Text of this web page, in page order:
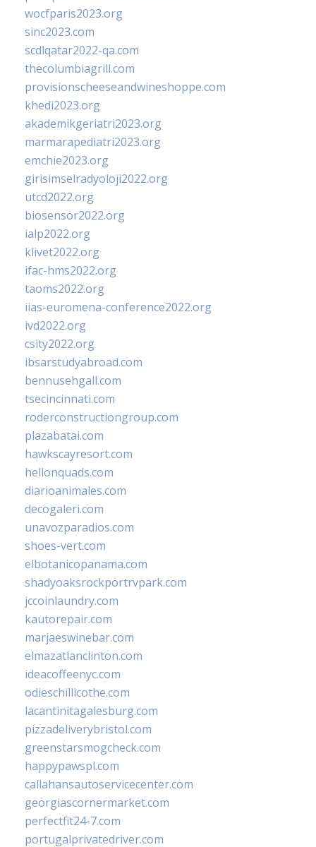
wocfparis2023.org
sinc2023.com
scdlqatar2022-qa.com
thecolumbiagrill.com
provisionscheeseandwineshoppe.com
khedi2023.org
akademikgeriatri2023.org
marmarapediatri2023.org
emchie2023.org
girisimselradyoloji2022.org
utcd2022.org
biosensor2022.org
ialp2022.org
klivet2022.org
ifac-hms2022.org
taoms2022.org
iias-euromena-conference2022.org
ivd2022.org
csity2022.org
ibsarstudyabroad.com
bennusehgall.com
tsecincinnati.com
roderconstructiongroup.com
plazabatai.com
hawkscayresort.com
hellonquads.com
diarioanimales.com
decogaleri.com
unavozparadios.com
shoes-vert.com
elbotanicopanama.com
shadyoaksrockportrvpark.com
jccoinlaundry.com
kautorepair.com
marjaeswinebar.com
elmazatlanclinton.com
ideacoffeenyc.com
odieschillicothe.com
lacantinitagalesburg.com
pizzadeliverybristol.com
greenstarsmogcheck.com
happypawspl.com
callahansautoservicecenter.com
georgiascornermarket.com
perfectfit24-7.com
portugalprivatedriver.com